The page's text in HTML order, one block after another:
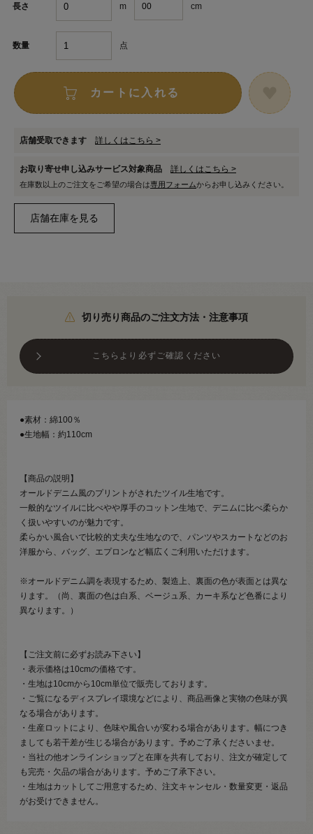
長さ m cm
数量 点
カートに入れる
店舗受取できます 詳しくはこちら >
お取り寄せ申し込みサービス対象商品 詳しくはこちら >
在庫数以上のご注文をご希望の場合は専用フォームからお申し込みください。
切り売り商品のご注文方法・注意事項
こちらより必ずご確認ください
●素材：綿100％
●生地幅：約110cm
【商品の説明】
オールドデニム風のプリントがされたツイル生地です。
一般的なツイルに比べやや厚手のコットン生地で、デニムに比べ柔らか
く扱いやすいのが魅力です。
柔らかい風合いで比較的丈夫な生地なので、パンツやスカートなどのお
洋服から、バッグ、エプロンなど幅広くご利用いただけます。
※オールドデニム調を表現するため、製造上、裏面の色が表面とは異な
ります。（尚、裏面の色は白系、ベージュ系、カーキ系など色番により
異なります。）
【ご注文前に必ずお読み下さい】
・表示価格は10cmの価格です。
・生地は10cmから10cm単位で販売しております。
・ご覧になるディスプレイ環境などにより、商品画像と実物の色味が異
なる場合があります。
・生産ロットにより、色味や風合いが変わる場合があります。幅につき
ましても若干差が生じる場合があります。予めご了承くださいませ。
・当社の他オンラインショップと在庫を共有しており、注文が確定して
も完売・欠品の場合があります。予めご了承下さい。
・生地はカットしてご用意するため、注文キャンセル・数量変更・返品
がお受けできません。